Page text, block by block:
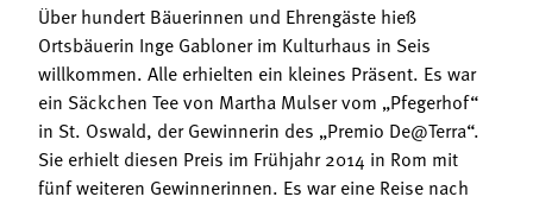
Über hundert Bäuerinnen und Ehrengäste hieß
Ortsbäuerin Inge Gabloner im Kulturhaus in Seis
willkommen. Alle erhielten ein kleines Präsent. Es war
ein Säckchen Tee von Martha Mulser vom „Pfegerhof“
in St. Oswald, der Gewinnerin des „Premio De@Terra“.
Sie erhielt diesen Preis im Frühjahr 2014 in Rom mit
fünf weiteren Gewinnerinnen. Es war eine Reise nach